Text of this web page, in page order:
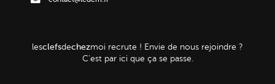
lesclefsdechezmoi recrute ! Envie de nous rejoindre ?
C'est par ici que ça se passe.